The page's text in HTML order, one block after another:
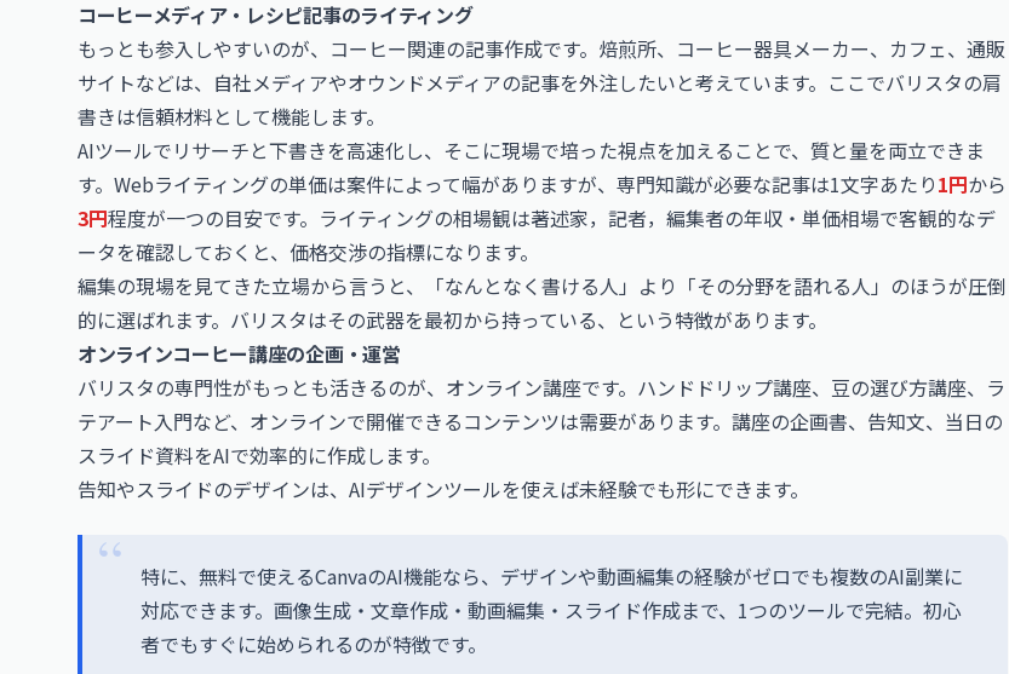
コーヒーメディア・レシピ記事のライティング
もっとも参入しやすいのが、コーヒー関連の記事作成です。焙煎所、コーヒー器具メーカー、カフェ、通販
サイトなどは、自社メディアやオウンドメディアの記事を外注したいと考えています。ここでバリスタの肩
書きは信頼材料として機能します。
AIツールでリサーチと下書きを高速化し、そこに現場で培った視点を加えることで、質と量を両立できま
す。Webライティングの単価は案件によって幅がありますが、専門知識が必要な記事は1文字あたり1円から
3円程度が一つの目安です。ライティングの相場観は著述家，記者，編集者の年収・単価相場で客観的なデ
ータを確認しておくと、価格交渉の指標になります。
編集の現場を見てきた立場から言うと、「なんとなく書ける人」より「その分野を語れる人」のほうが圧倒
的に選ばれます。バリスタはその武器を最初から持っている、という特徴があります。
オンラインコーヒー講座の企画・運営
バリスタの専門性がもっとも活きるのが、オンライン講座です。ハンドドリップ講座、豆の選び方講座、ラ
テアート入門など、オンラインで開催できるコンテンツは需要があります。講座の企画書、告知文、当日の
スライド資料をAIで効率的に作成します。
告知やスライドのデザインは、AIデザインツールを使えば未経験でも形にできます。
特に、無料で使えるCanvaのAI機能なら、デザインや動画編集の経験がゼロでも複数のAI副業に
対応できます。画像生成・文章作成・動画編集・スライド作成まで、1つのツールで完結。初心
者でもすぐに始められるのが特徴です。